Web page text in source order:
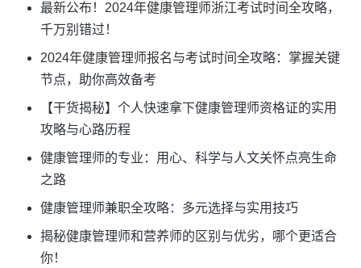
最新公布！2024年健康管理师浙江考试时间全攻略，
千万别错过！
2024年健康管理师报名与考试时间全攻略：掌握关键
节点，助你高效备考
【干货揭秘】个人快速拿下健康管理师资格证的实用
攻略与心路历程
健康管理师的专业：用心、科学与人文关怀点亮生命
之路
健康管理师兼职全攻略：多元选择与实用技巧
揭秘健康管理师和营养师的区别与优劣，哪个更适合
你！